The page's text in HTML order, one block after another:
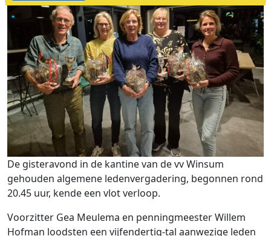
De gisteravond in de kantine van de vv Winsum
gehouden algemene ledenvergadering, begonnen rond
20.45 uur, kende een vlot verloop.
Voorzitter Gea Meulema en penningmeester Willem
Hofman loodsten een vijfendertig-tal aanwezige leden